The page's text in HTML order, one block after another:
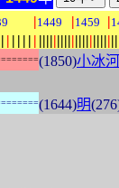
|1449 |1459 |
| | | | | | | ||||||||||||||||||||||
=======(1850)小冰
=======(1644)明